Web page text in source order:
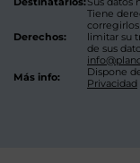
Derechos:
Tiene
limitar su
de sus
Más info:
Dispone
Privacidad